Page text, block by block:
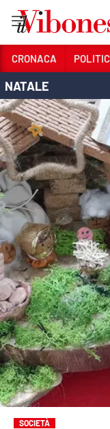
Sezioni
CRONACA
POLITICA
SANITÀ
AMBIENTE
SOCIETÀ
CULTURA
ECONOMIA E
EVENTI
SPORT
Streaming
LAC TV
CRONACA
NATALE
SOCIETÀ